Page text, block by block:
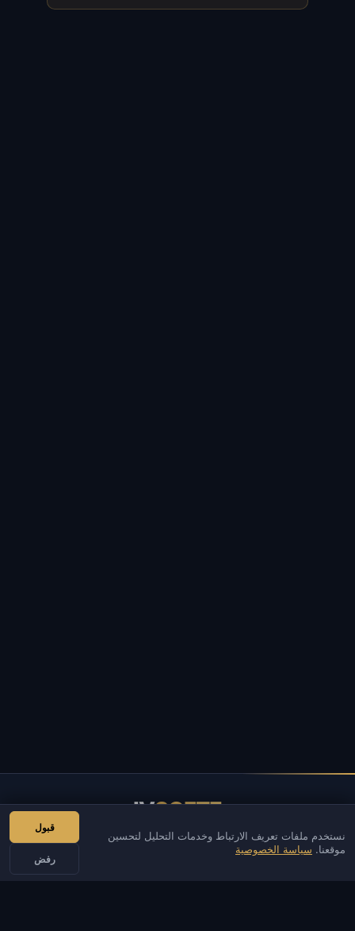
IVSOFTE
IVSOFTE — متجر البرمجيات. نحن نقدم خدمات تثبيت البرامج وإطلاقها.
نستخدم ملفات تعريف الارتباط وخدمات التحليل لتحسين
موقعنا. سياسة الخصوصية
قبول
رفض